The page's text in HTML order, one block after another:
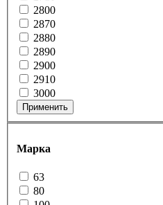
2800
2870
2880
2890
2900
2910
3000
Применить
Марка
63
80